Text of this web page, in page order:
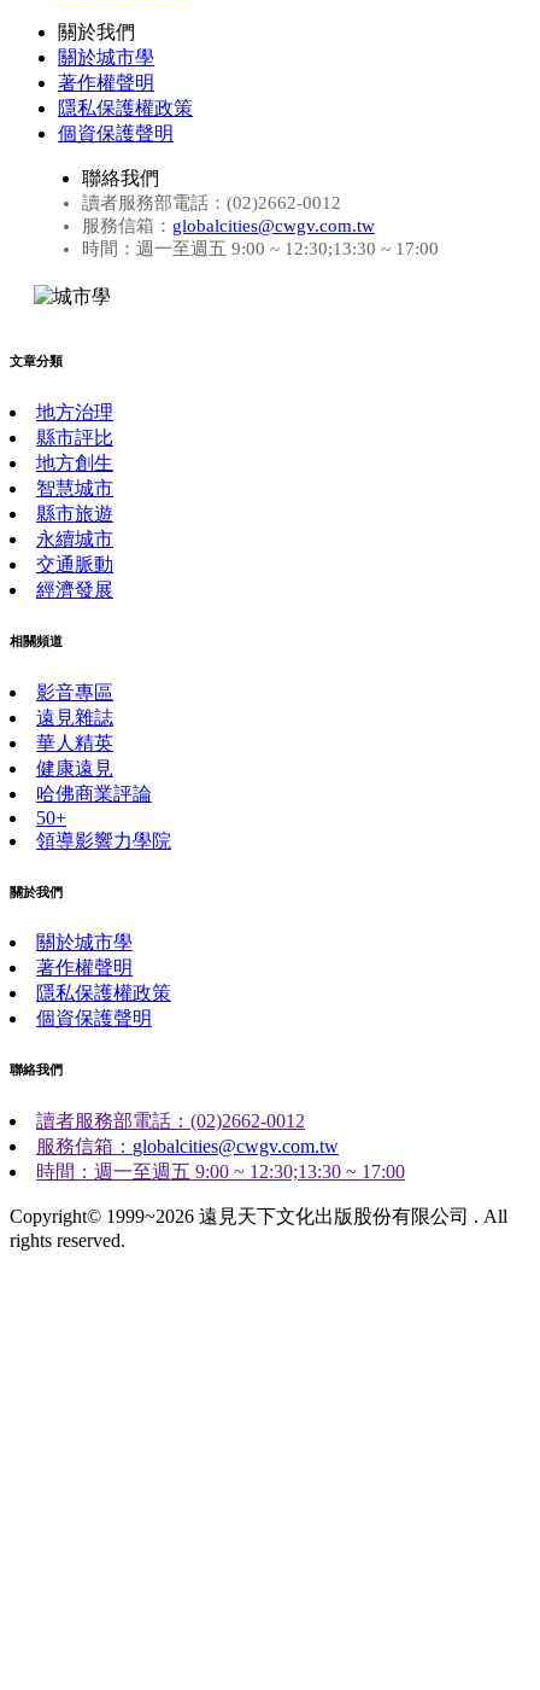
關於我們
關於城市學
著作權聲明
隱私保護權政策
個資保護聲明
聯絡我們
讀者服務部電話：(02)2662-0012
服務信箱： globalcities@cwgv.com.tw
時間：週一至週五 9:00 ~ 12:30;13:30 ~ 17:00
文章分類
地方治理
縣市評比
地方創生
智慧城市
縣市旅遊
永續城市
交通脈動
經濟發展
相關頻道
影音專區
遠見雜誌
華人精英
健康遠見
哈佛商業評論
50+
領導影響力學院
關於我們
關於城市學
著作權聲明
隱私保護權政策
個資保護聲明
聯絡我們
讀者服務部電話：(02)2662-0012
服務信箱： globalcities@cwgv.com.tw
時間：週一至週五 9:00 ~ 12:30;13:30 ~ 17:00
Copyright© 1999~2026 遠見天下文化出版股份有限公司 . All
rights reserved.